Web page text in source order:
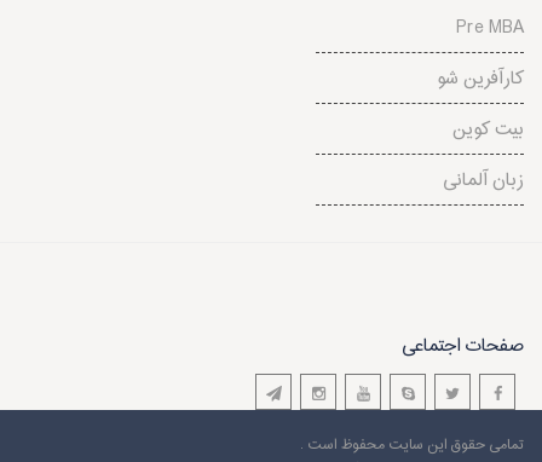
Pre MBA
کارآفرین شو
بیت کوین
زبان آلمانی
صفحات اجتماعی
تمامی حقوق این سایت محفوظ است .